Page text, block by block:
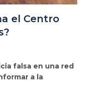
el Centro
falsa en una red
a la